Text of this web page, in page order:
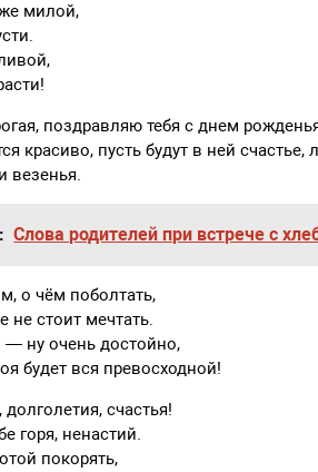
милой,
поздравляю тебя с днем
красиво, пусть будут в ней
везенья.
Слова родителей при встрече с
о чём поболтать,
стоит мечтать.
— ну очень достойно,
будет вся превосходной!
счастья!
горя, ненастий.
покорять,